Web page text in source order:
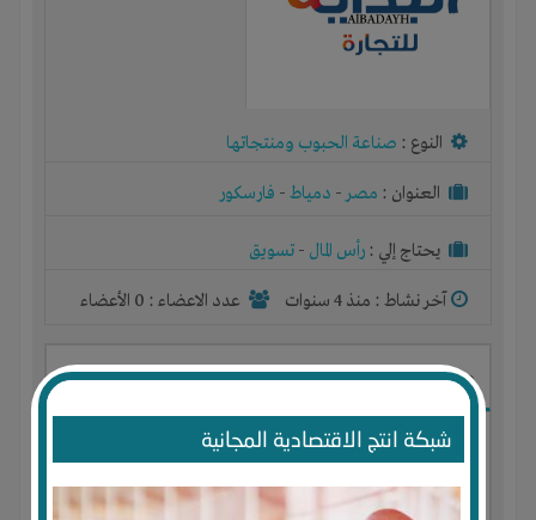
شبكة انتج الاقتصادية المجانية
النوع : صناعة الحبوب ومنتجاتها
العنوان : مصر- دمياط- فارسكور
يحتاج إلي : رأس المال - تسويق
آخر نشاط : منذ 4 سنوات عدد الاعضاء : 0 الأعضاء
مشروع تعبئة وتغليف المواد الغذائية